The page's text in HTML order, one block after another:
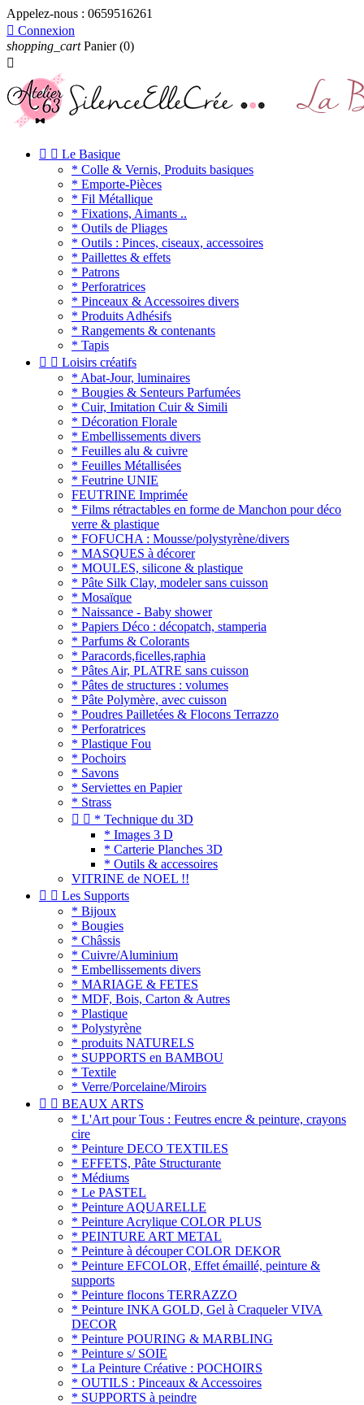
Appelez-nous : 0659516261
 Connexion
shopping_cart Panier (0)

  Le Basique
* Colle & Vernis, Produits basiques
* Emporte-Pièces
* Fil Métallique
* Fixations, Aimants ..
* Outils de Pliages
* Outils : Pinces, ciseaux, accessoires
* Paillettes & effets
* Patrons
* Perforatrices
* Pinceaux & Accessoires divers
* Produits Adhésifs
* Rangements & contenants
* Tapis
  Loisirs créatifs
* Abat-Jour, luminaires
* Bougies & Senteurs Parfumées
* Cuir, Imitation Cuir & Simili
* Décoration Florale
* Embellissements divers
* Feuilles alu & cuivre
* Feuilles Métallisées
* Feutrine UNIE
FEUTRINE Imprimée
* Films rétractables en forme de Manchon pour déco
verre & plastique
* FOFUCHA : Mousse/polystyrène/divers
* MASQUES à décorer
* MOULES, silicone & plastique
* Pâte Silk Clay, modeler sans cuisson
* Mosaïque
* Naissance - Baby shower
* Papiers Déco : décopatch, stamperia
* Parfums & Colorants
* Paracords,ficelles,raphia
* Pâtes Air, PLATRE sans cuisson
* Pâtes de structures : volumes
* Pâte Polymère, avec cuisson
* Poudres Pailletées & Flocons Terrazzo
* Perforatrices
* Plastique Fou
* Pochoirs
* Savons
* Serviettes en Papier
* Strass
  * Technique du 3D
* Images 3 D
* Carterie Planches 3D
* Outils & accessoires
VITRINE de NOEL !!
  Les Supports
* Bijoux
* Bougies
* Châssis
* Cuivre/Aluminium
* Embellissements divers
* MARIAGE & FETES
* MDF, Bois, Carton & Autres
* Plastique
* Polystyrène
* produits NATURELS
* SUPPORTS en BAMBOU
* Textile
* Verre/Porcelaine/Miroirs
  BEAUX ARTS
* L'Art pour Tous : Feutres encre & peinture, crayons
cire
* Peinture DECO TEXTILES
* EFFETS, Pâte Structurante
* Médiums
* Le PASTEL
* Peinture AQUARELLE
* Peinture Acrylique COLOR PLUS
* PEINTURE ART METAL
* Peinture à découper COLOR DEKOR
* Peinture EFCOLOR, Effet émaillé, peinture &
supports
* Peinture flocons TERRAZZO
* Peinture INKA GOLD, Gel à Craqueler VIVA
DECOR
* Peinture POURING & MARBLING
* Peinture s/ SOIE
* La Peinture Créative : POCHOIRS
* OUTILS : Pinceaux & Accessoires
* SUPPORTS à peindre